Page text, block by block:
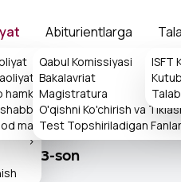
>
tartibi
>
>
hamkorlik
>
markazi
Abiturientlarga
Qabul Komissiyasi
Bakalavriat
Magistratura
O'qishni Ko'chirish va
Test Topshiriladigan
ISFT
3-son